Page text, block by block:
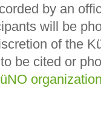
by an
will be
of the
be cited or